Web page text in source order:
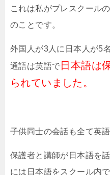
これは私がプレスクール
のことです。
外国人が3 人に日本人が5
通語は英語で 日本語は
られていました。
子供同士の会話も全て英語
保護者と講師が日本語を
には日本語をスクール内